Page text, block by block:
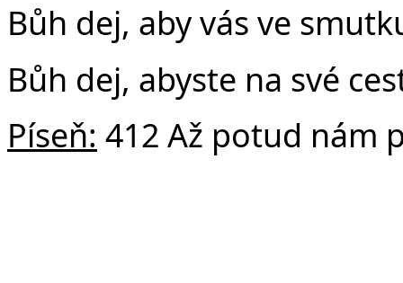
Bůh dej, aby vás ve
Bůh dej, abyste na své
Píseň: 412 Až potud nám